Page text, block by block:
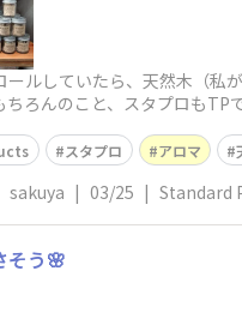
ールしていたら、天然木（私
ちろんのこと、スタプロも
スタプロ アロマ
sakuya | 03/25 | Standard
そう🌸